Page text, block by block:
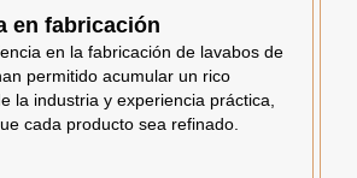
en fabricación
en la fabricación de lavabos de
permitido acumular un rico
la industria y experiencia práctica,
cada producto sea refinado.